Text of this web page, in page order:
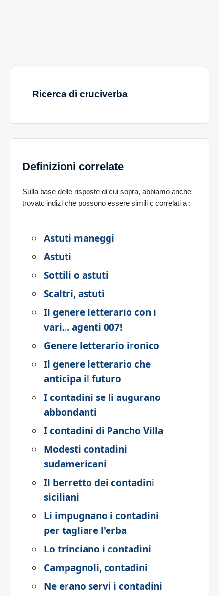
Ricerca di cruciverba
Definizioni correlate
Sulla base delle risposte di cui sopra, abbiamo anche
trovato indizi che possono essere simili o correlati a :
Astuti maneggi
Astuti
Sottili o astuti
Scaltri, astuti
Il genere letterario con i
vari... agenti 007!
Genere letterario ironico
Il genere letterario che
anticipa il futuro
I contadini se li augurano
abbondanti
I contadini di Pancho Villa
Modesti contadini
sudamericani
Il berretto dei contadini
siciliani
Li impugnano i contadini
per tagliare l'erba
Lo trinciano i contadini
Campagnoli, contadini
Ne erano servi i contadini